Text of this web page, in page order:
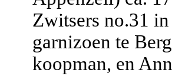
Zwitsers no.31
garnizoen te
koopman, en